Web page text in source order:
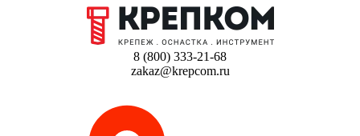
8 (800) 333-21-68
zakaz@krepcom.ru